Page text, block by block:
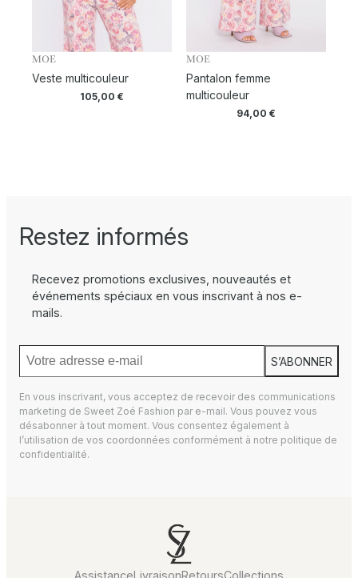
MOE
Veste multicouleur
105,00€
MOE
Pantalon femme
multicouleur
94,00 €
Restez informés
Recevez promotions exclusives, nouveautés et
événements spéciaux en vous inscrivant à nos e-
mails.
S’ABONNER
En vous inscrivant, vous acceptez de recevoir des communications
marketing de Sweet Zoé Fashion par e-mail. Vous pouvez vous
désabonner à tout moment. Vous consentez également à
l’utilisation de vos coordonnées conformément à notre politique de
confidentialité.
AssistanceLivraisonRetoursCollections